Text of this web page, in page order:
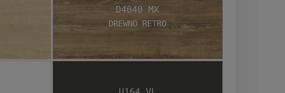
Drewno retro
D4040 MX